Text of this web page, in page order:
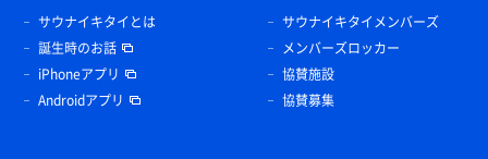
サウナイキタイとは
誕生時のお話
iPhoneアプリ
Androidアプリ
サウナイキタイメンバーズ
メンバーズロッカー
協賛施設
協賛募集